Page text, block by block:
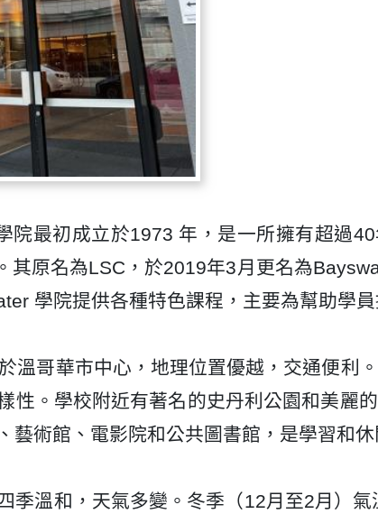
院最初成立於1973 年，是一所擁有超過
其原名為LSC，於2019年3月更名為
學院提供各種特色課程，主要為幫助學
溫哥華市中心，地理位置優越，交通便利
性。學校附近有著名的史丹利公園和美麗
藝術館、電影院和公共圖書館，是學習和休
季溫和，天氣多變。冬季（12月至2月）氣